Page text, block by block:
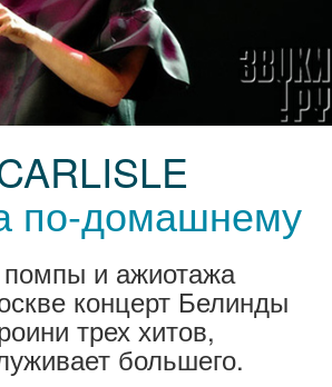
по-домашнему
и ажиотажа
концерт Белинды
трех хитов,
большего.